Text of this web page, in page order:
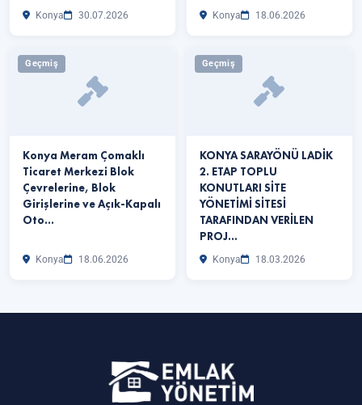
Konya 30.07.2026 Konya 18.06.2026
Geçmiş
Konya Meram Çomaklı
Ticaret Merkezi Blok
Çevrelerine, Blok
Girişlerine ve Açık-Kapalı
Oto…
Konya 18.06.2026
Geçmiş
KONYA SARAYÖNÜ LADİK
2. ETAP TOPLU
KONUTLARI SİTE
YÖNETİMİ SİTESİ
TARAFINDAN VERİLEN
PROJ…
Konya 18.03.2026